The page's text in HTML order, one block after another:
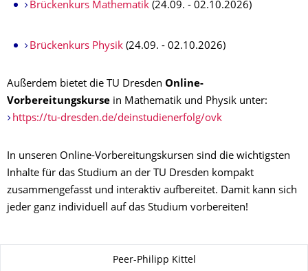
Brückenkurs Mathematik(24.09. - 02.10.2026)
Brückenkurs Physik(24.09. - 02.10.2026)
Außerdem bietet die TU Dresden Online-
Vorbereitungskurse in Mathematik und Physik unter:
https://tu-dresden.de/deinstudienerfolg/ovk
In unseren Online-Vorbereitungskursen sind die wichtigsten
Inhalte für das Studium an der TU Dresden kompakt
zusammengefasst und interaktiv aufbereitet. Damit kann sich
jeder ganz individuell auf das Studium vorbereiten!
Peer-Philipp Kittel